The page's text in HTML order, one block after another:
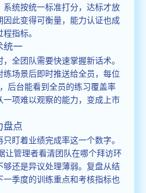
统按统一标准打分，达标才放
此变得可衡量，能力认证也成
指标。
统一
全团队需要快速掌握新话术。
场景后即时推送给全员，每位
后台能看到全员的练习覆盖率
项难以观察的能力，变成上市
盘点
盯着业绩完成率这一个数字。
让管理者看清团队在哪个拜访环
还是异议处理薄弱。复盘从结
季度的训练重点和考核指标也